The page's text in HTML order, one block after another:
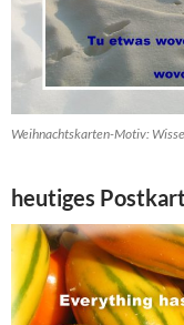
Weihnachtskarten-Motiv:
heutiges